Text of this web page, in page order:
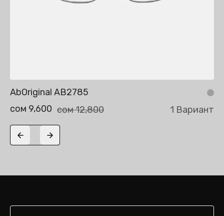
AbOriginal AB2785
сом 9,600 сом 12,800 1 Вариант
Previous slide
Next slide